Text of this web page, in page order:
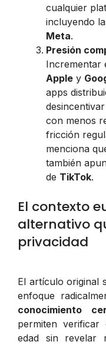
cualquier
incluyendo
Meta.
Presión
Incrementar
Apple y
apps
con menos
fricción
menciona
también
de TikTok.
El contexto
alternativo
privacidad
El artículo original
enfoque
conocimiento
permiten
edad sin revelar